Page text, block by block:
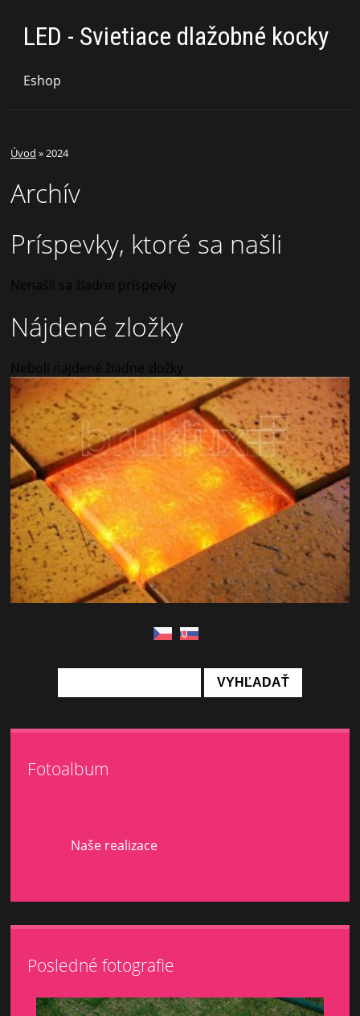
LED - Svietiace dlažobné kocky
Eshop
Úvod »2024
Archív
Príspevky, ktoré sa našli
Nenašli sa žiadne príspevky
Nájdené zložky
Neboli najdené žiadne zložky
Fotoalbum
Naše realizace
Posledné fotografie